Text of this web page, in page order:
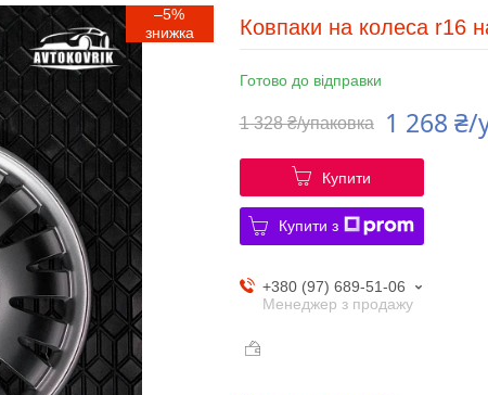
–5%
Ковпаки на колеса r16
Готово до відправки
1 328 ₴/упаковка 1 268 ₴/
Купити
Купити з
+380 (97) 689-51-06
Менеджер з продажу